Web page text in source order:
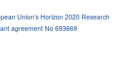
Union’s Horizon 2020 Research
agreement No 693669